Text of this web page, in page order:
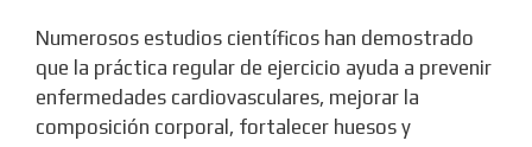
Numerosos estudios científicos han demostrado
que la práctica regular de ejercicio ayuda a prevenir
enfermedades cardiovasculares, mejorar la
composición corporal, fortalecer huesos y